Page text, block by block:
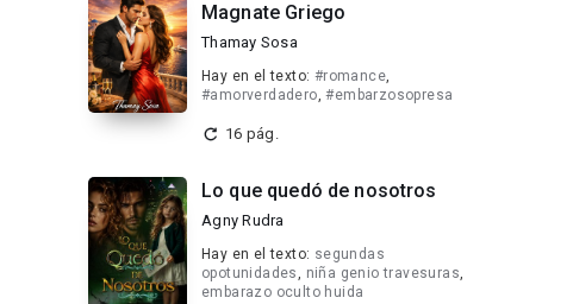
Magnate Griego
Thamay Sosa
Hay en el texto: #romance,
#amorverdadero,#embarzosopresa
16 pág.
Lo que quedó de nosotros
Agny Rudra
Hay en el texto: segundas
opotunidades, niña genio travesuras,
embarazo oculto huida